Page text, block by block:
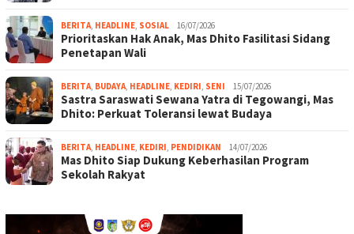
BERITA, HEADLINE, SOSIAL 16/07/2026
Prioritaskan Hak Anak, Mas Dhito Fasilitasi Sidang
Penetapan Wali
BERITA, BUDAYA, HEADLINE, KEDIRI, SENI 15/07/2026
Sastra Saraswati Sewana Yatra di Tegowangi, Mas
Dhito: Perkuat Toleransi lewat Budaya
BERITA, HEADLINE, KEDIRI, PENDIDIKAN 14/07/2026
Mas Dhito Siap Dukung Keberhasilan Program
Sekolah Rakyat